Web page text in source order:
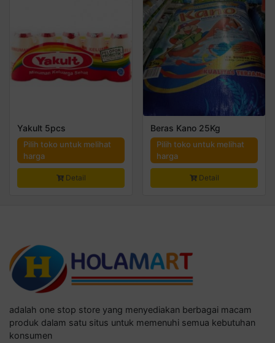
Yakult 5pcs
Pilih toko untuk melihat
harga
Detail
Beras Kano 25Kg
Pilih toko untuk melihat
harga
Detail
adalah one stop store yang menyediakan berbagai macam
produk dalam satu situs untuk memenuhi semua kebutuhan
konsumen